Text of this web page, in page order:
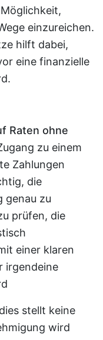
einzureichen.
hilft dabei,
eine finanzielle
Raten ohne
zu einem
Zahlungen
die
genau zu
prüfen, die
einer klaren
irgendeine
stellt keine
wird